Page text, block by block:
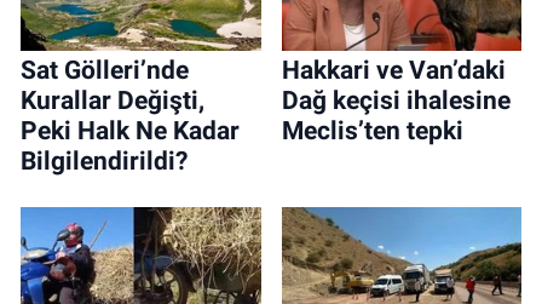
Sat Gölleri’nde
Kurallar Değişti,
Peki Halk Ne Kadar
Bilgilendirildi?
Hakkari ve Van’daki
Dağ keçisi ihalesine
Meclis’ten tepki